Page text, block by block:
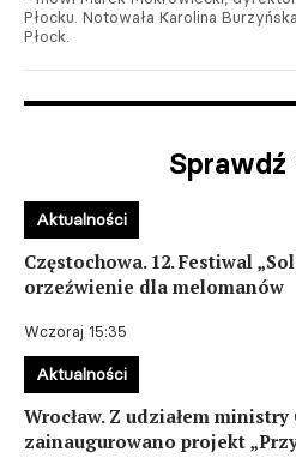
Płocku. Notowała Karolina
Płock.
Sprawdź
Częstochowa. 12. Festiwal
orzeźwienie dla melomanów
Wczoraj 15:35
Aktualności
Wrocław. Z udziałem
zainaugurowano projekt
Aktualności